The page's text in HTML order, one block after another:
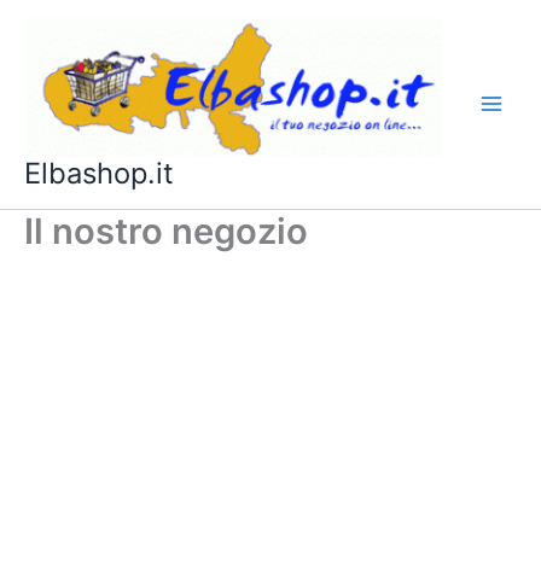
contenuto
Elbashop.it
Il nostro negozio